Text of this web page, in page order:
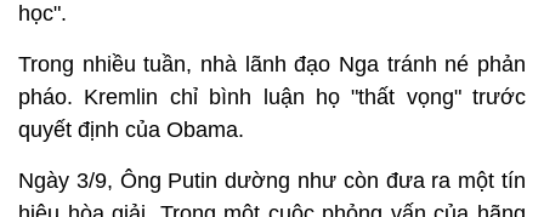
học".
Trong nhiều tuần, nhà lãnh đạo Nga tránh né phản
pháo. Kremlin chỉ bình luận họ "thất vọng" trước
quyết định của Obama.
Ngày 3/9, Ông Putin dường như còn đưa ra một tín